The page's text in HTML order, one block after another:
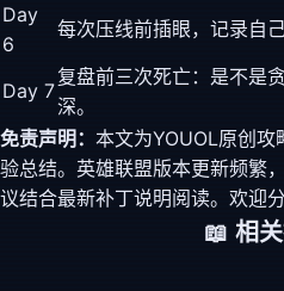
Day
6
每次压线前插眼，记录自己
Day 7
复盘前三次死亡：是不是
深。
免责声明： 本文为YOUOL原创
验总结。英雄联盟版本更新频繁
议结合最新补丁说明阅读。欢迎
📖 相